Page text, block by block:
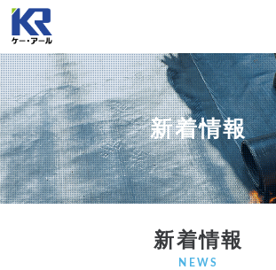
新着情報
新着情報
NEWS